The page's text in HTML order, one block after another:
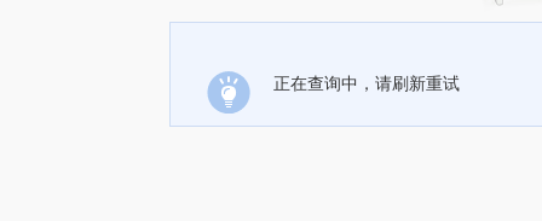
正在查询中，请刷新重试